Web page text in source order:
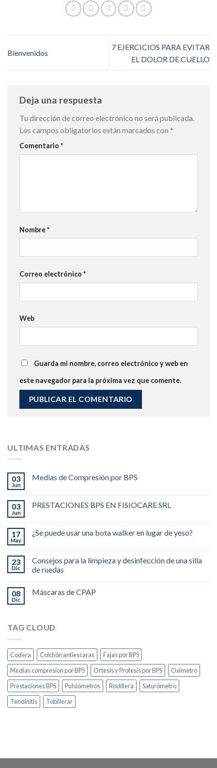
Bienvenidos
7 EJERCICIOS PARA EVITAR
EL DOLOR DE CUELLO
Deja una respuesta
Tu dirección de correo electrónico no será publicada.
Los campos obligatorios están marcados con *
Comentario *
Nombre*
Correo electrónico *
Web
Guarda mi nombre, correo electrónico y web en
este navegador para la próxima vez que comente.
ULTIMAS ENTRADAS
03
Jun
Medias de Compresión por BPS
03
Jun
PRESTACIONES BPS EN FISIOCARE SRL
17
May
¿Se puede usar una bota walker en lugar de yeso?
23
Dic
Consejos para la limpieza y desinfección de una silla
de ruedas
08
Dic
Máscaras de CPAP
TAG CLOUD
Codera Colchón antiescaras
Fajas por BPS
Medias compresion por BPS
Ortesis y Protesis por BPS
Oxímetro
Prestaciones BPS
Pulsiómetros Rodillera
Saturómetro
Tendinitis
Tobillerar